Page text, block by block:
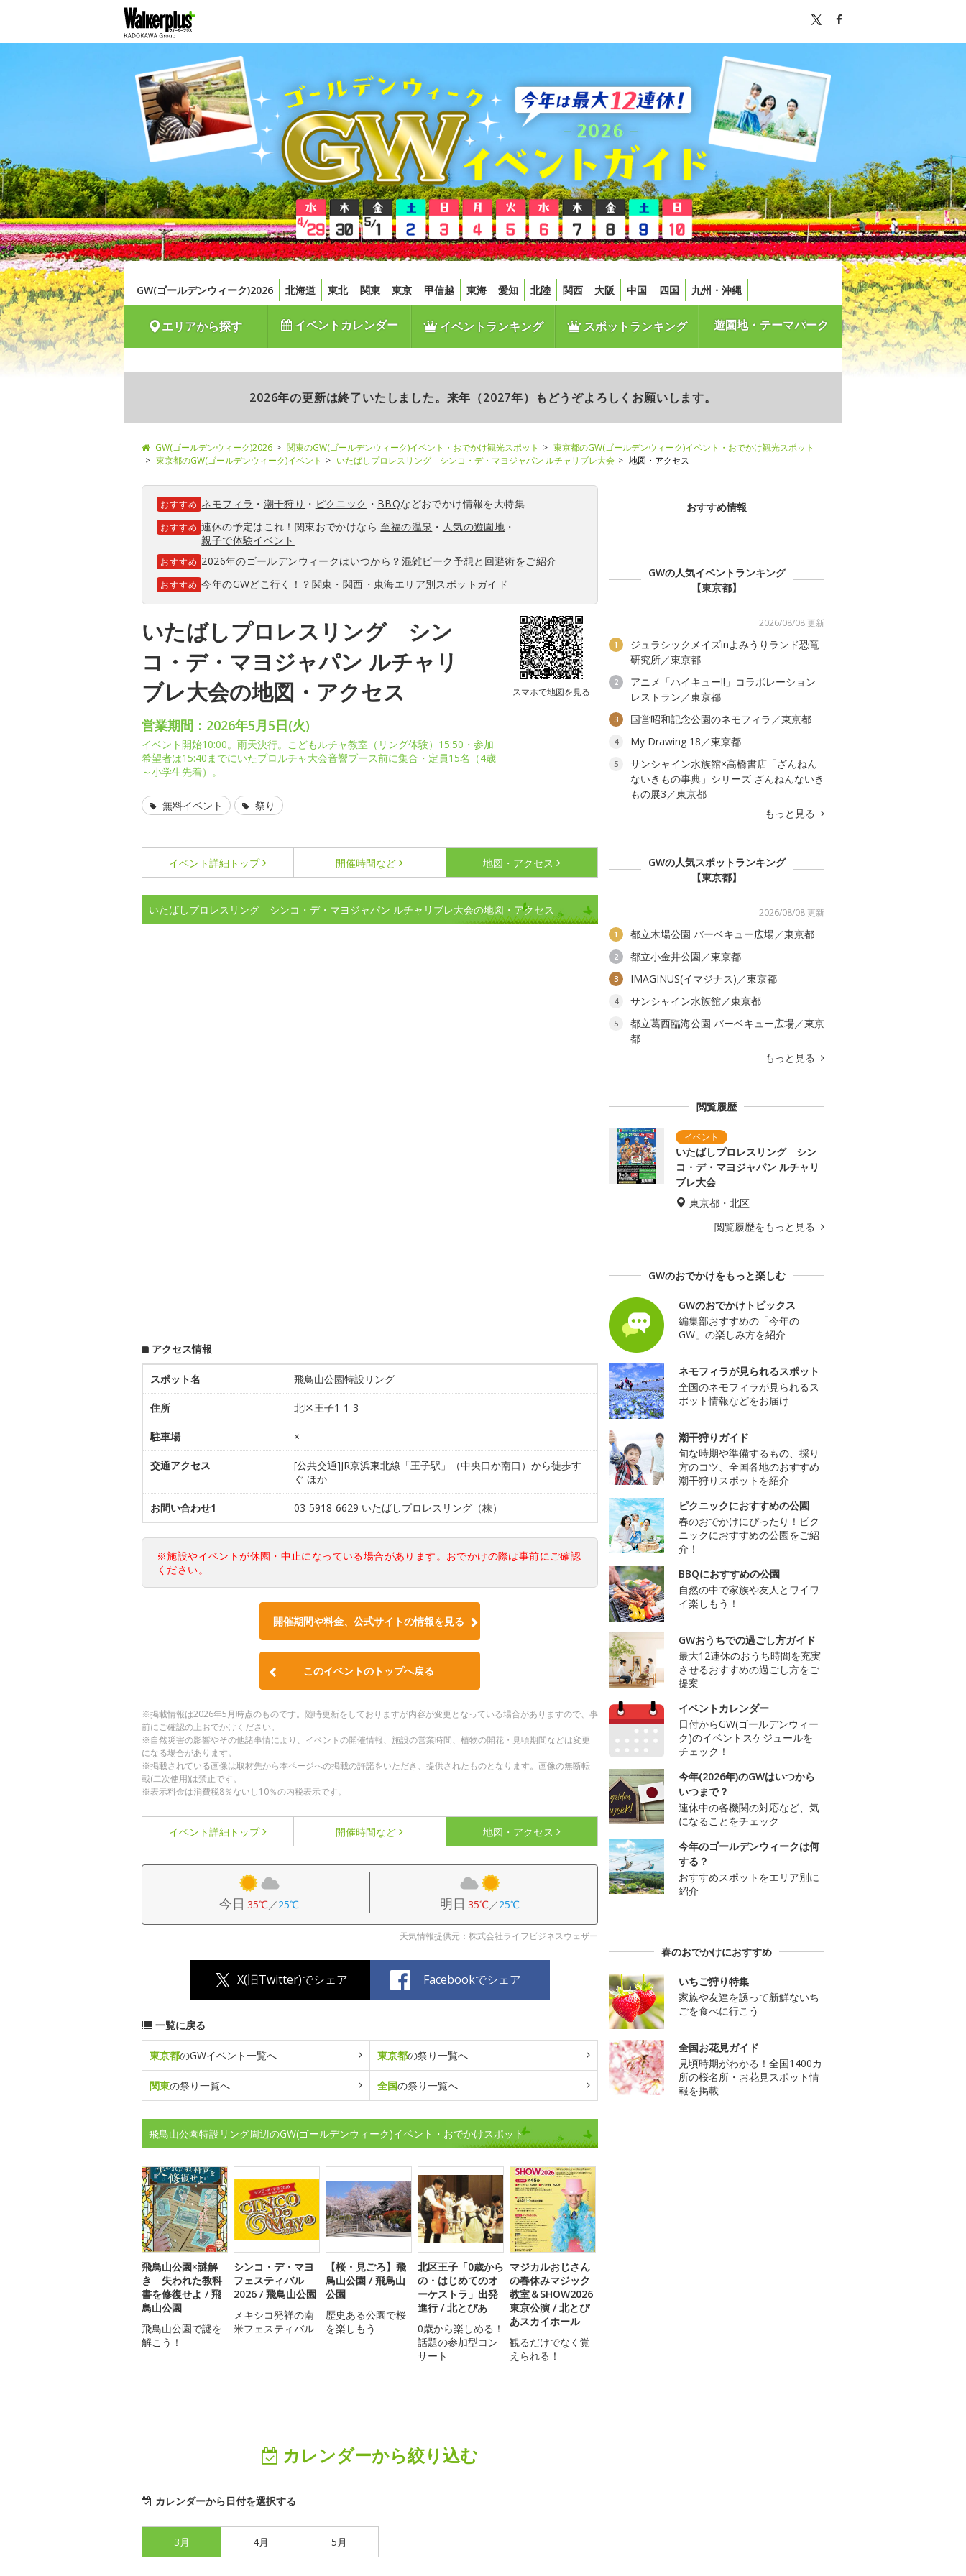
GW(ゴールデンウィーク)2026 北海道 東北 関東 東京 甲信越 東海 愛知 北陸 関西 大阪 中国 四国 九州・沖縄
エリアから探す イベントカレンダー イベントランキング スポットランキング 遊園地・テーマパーク
2026年の更新は終了いたしました。来年（2027年）もどうぞよろしくお願いします。
GW(ゴールデンウィーク)2026 関東のGW(ゴールデンウィーク)イベント・おでかけ観光スポット
東京都のGW(ゴールデンウィーク)イベント・おでかけ観光スポット
東京都のGW(ゴールデンウィーク)イベント
いたばしプロレスリング シンコ・デ・マヨジャパン ルチャリブレ大会 地図・アクセス
おすすめ ネモフィラ ・ 潮干狩り ・ ピクニック ・ BBQなどおでかけ情報を大特集
おすすめ 連休の予定はこれ！関東おでかけなら至福の温泉 ・ 人気の遊園地 ・
親子で体験イベント
おすすめ 2026年のゴールデンウィークはいつから？混雑ピーク予想と回避術をご紹介
おすすめ 今年のGWどこ行く！？関東・関西・東海エリア別スポットガイド
いたばしプロレスリング シン
コ・デ・マヨジャパン ルチャリ
ブレ大会の地図・アクセス
スマホで地図を見る
営業期間：2026年5月5日(火)
イベント開始10:00。雨天決行。こどもルチャ教室（リング体験）15:50・参加
希望者は15:40までにいたプロルチャ大会音響ブース前に集合・定員15名（4歳
～小学生先着）。
無料イベント 祭り
イベント詳細 トップ 開催時間など 地図・アクセス
いたばしプロレスリング シンコ・デ・マヨジャパン ルチャリブレ大会の地図・アクセス
アクセス情報
スポット名 飛鳥山公園特設リング
住所 北区王子1-1-3
駐車場 ×
交通アクセス
[公共交通]JR京浜東北線「王子駅」（中央口か南口）から徒歩す
ぐ ほか
お問い合わせ1 03-5918-6629 いたばしプロレスリング（株）
※施設やイベントが休園・中止になっている場合があります。おでかけの際は事前にご確認
ください。
開催期間や料金、公式サイトの情報を見る
このイベントのトップへ戻る
※掲載情報は2026年5月時点のものです。随時更新をしておりますが内容が変更となっている場合がありますので、事
前にご確認の上おでかけください。
※自然災害の影響やその他諸事情により、イベントの開催情報、施設の営業時間、植物の開花・見頃期間などは変更
になる場合があります。
※掲載されている画像は取材先から本ページへの掲載の許諾をいただき、提供されたものとなります。画像の無断転
載(二次使用)は禁止です。
※表示料金は消費税8％ないし10％の内税表示です。
イベント詳細 トップ 開催時間など 地図・アクセス
今日 35℃／25℃ 明日 35℃／25℃
天気情報提供元：株式会社ライフビジネスウェザー
X(旧Twitter)でシェア Facebookでシェア
一覧に戻る
東京都のGWイベント一覧へ 東京都の祭り一覧へ
関東の祭り一覧へ 全国の祭り一覧へ
飛鳥山公園特設リング周辺のGW(ゴールデンウィーク)イベント・おでかけスポット
飛鳥山公園×謎解
き 失われた教科
書を修復せよ / 飛
鳥山公園
飛鳥山公園で謎を
解こう！
シンコ・デ・マヨ
フェスティバル
2026 / 飛鳥山公園
メキシコ発祥の南
米フェスティバル
【桜・見ごろ】飛
鳥山公園 / 飛鳥山
公園
歴史ある公園で桜
を楽しもう
北区王子「0歳から
の・はじめてのオ
ーケストラ」出発
進行 / 北とぴあ
0歳から楽しめる！
話題の参加型コン
サート
マジカルおじさん
の春休みマジック
教室＆SHOW2026
東京公演 / 北とぴ
あスカイホール
観るだけでなく覚
えられる！
カレンダーから絞り込む
カレンダーから日付を選択する
3月 4月 5月
おすすめ情報
GWの人気イベントランキング
【東京都】
2026/08/08 更新
1
ジュラシックメイズinよみうりランド恐竜
研究所／東京都
2
アニメ「ハイキュー!!」コラボレーション
レストラン／東京都
3 国営昭和記念公園のネモフィラ／東京都
4 My Drawing 18／東京都
5
サンシャイン水族館×高橋書店「ざんねん
ないきもの事典」シリーズ ざんねんないき
もの展3／東京都
もっと見る
GWの人気スポットランキング
【東京都】
2026/08/08 更新
1 都立木場公園 バーベキュー広場／東京都
2 都立小金井公園／東京都
3 IMAGINUS(イマジナス)／東京都
4 サンシャイン水族館／東京都
5
都立葛西臨海公園 バーベキュー広場／東京
都
もっと見る
閲覧履歴
いたばしプロレスリング シン
コ・デ・マヨジャパン ルチャリ
ブレ大会
東京都・北区
閲覧履歴をもっと見る
GWのおでかけをもっと楽しむ
GWのおでかけトピックス
編集部おすすめの「今年の
GW」の楽しみ方を紹介
ネモフィラが見られるスポット
全国のネモフィラが見られるス
ポット情報などをお届け
潮干狩りガイド
旬な時期や準備するもの、採り
方のコツ、全国各地のおすすめ
潮干狩りスポットを紹介
ピクニックにおすすめの公園
春のおでかけにぴったり！ピク
ニックにおすすめの公園をご紹
介！
BBQにおすすめの公園
自然の中で家族や友人とワイワ
イ楽しもう！
GWおうちでの過ごし方ガイド
最大12連休のおうち時間を充実
させるおすすめの過ごし方をご
提案
イベントカレンダー
日付からGW(ゴールデンウィー
ク)のイベントスケジュールを
チェック！
今年(2026年)のGWはいつから
いつまで？
連休中の各機関の対応など、気
になることをチェック
今年のゴールデンウィークは何
する？
おすすめスポットをエリア別に
紹介
春のおでかけにおすすめ
いちご狩り特集
家族や友達を誘って新鮮ないち
ごを食べに行こう
全国お花見ガイド
見頃時期がわかる！全国1400カ
所の桜名所・お花見スポット情
報を掲載